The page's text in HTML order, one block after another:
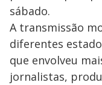
sábado.
A transmissão
diferentes
que envolveu
jornalistas,